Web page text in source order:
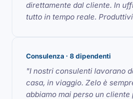
direttamente dal cliente. In
tutto in tempo reale.
Consulenza · 8 dipendenti
"I nostri consulenti lavorano
casa, in viaggio. Zelo è
abbiamo mai perso un cliente